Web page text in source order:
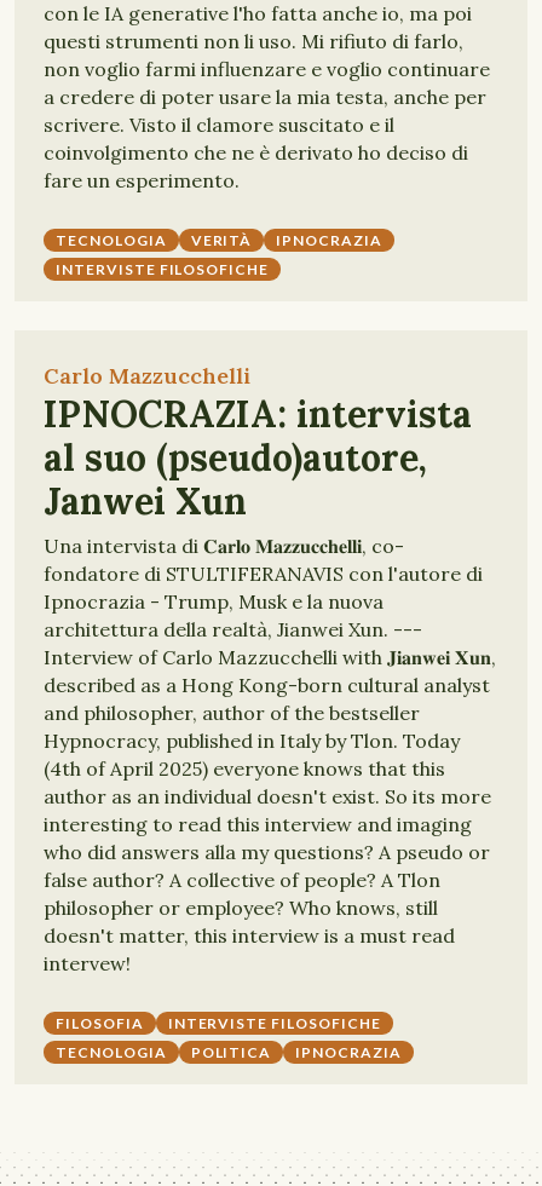
con le IA generative l'ho fatta anche io, ma poi
questi strumenti non li uso. Mi rifiuto di farlo,
non voglio farmi influenzare e voglio continuare
a credere di poter usare la mia testa, anche per
scrivere. Visto il clamore suscitato e il
coinvolgimento che ne è derivato ho deciso di
fare un esperimento.
TECNOLOGIA VERITÀ
IPNOCRAZIA
INTERVISTE FILOSOFICHE
Carlo Mazzucchelli
IPNOCRAZIA: intervista
al suo (pseudo)autore,
Janwei Xun
Una intervista di 𝐂𝐚𝐫𝐥𝐨 𝐌𝐚𝐳𝐳𝐮𝐜𝐜𝐡𝐞𝐥𝐥𝐢, co-
fondatore di STULTIFERANAVIS con l'autore di
Ipnocrazia - Trump, Musk e la nuova
architettura della realtà, Jianwei Xun. ---
Interview of Carlo Mazzucchelli with 𝐉𝐢𝐚𝐧𝐰𝐞𝐢 𝐗𝐮𝐧,
described as a Hong Kong-born cultural analyst
and philosopher, author of the bestseller
Hypnocracy, published in Italy by Tlon. Today
(4th of April 2025) everyone knows that this
author as an individual doesn't exist. So its more
interesting to read this interview and imaging
who did answers alla my questions? A pseudo or
false author? A collective of people? A Tlon
philosopher or employee? Who knows, still
doesn't matter, this interview is a must read
intervew!
FILOSOFIA
INTERVISTE FILOSOFICHE
TECNOLOGIA
POLITICA IPNOCRAZIA